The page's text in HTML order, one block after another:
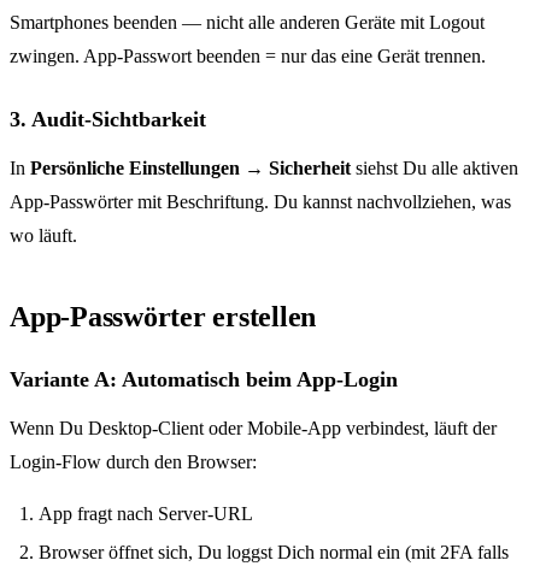
Smartphones beenden — nicht alle anderen Geräte mit Logout
zwingen. App-Passwort beenden = nur das eine Gerät trennen.
3. Audit-Sichtbarkeit
In Persönliche Einstellungen → Sicherheit siehst Du alle aktiven
App-Passwörter mit Beschriftung. Du kannst nachvollziehen, was
wo läuft.
App-Passwörter erstellen
Variante A: Automatisch beim App-Login
Wenn Du Desktop-Client oder Mobile-App verbindest, läuft der
Login-Flow durch den Browser:
App fragt nach Server-URL
Browser öffnet sich, Du loggst Dich normal ein (mit 2FA falls